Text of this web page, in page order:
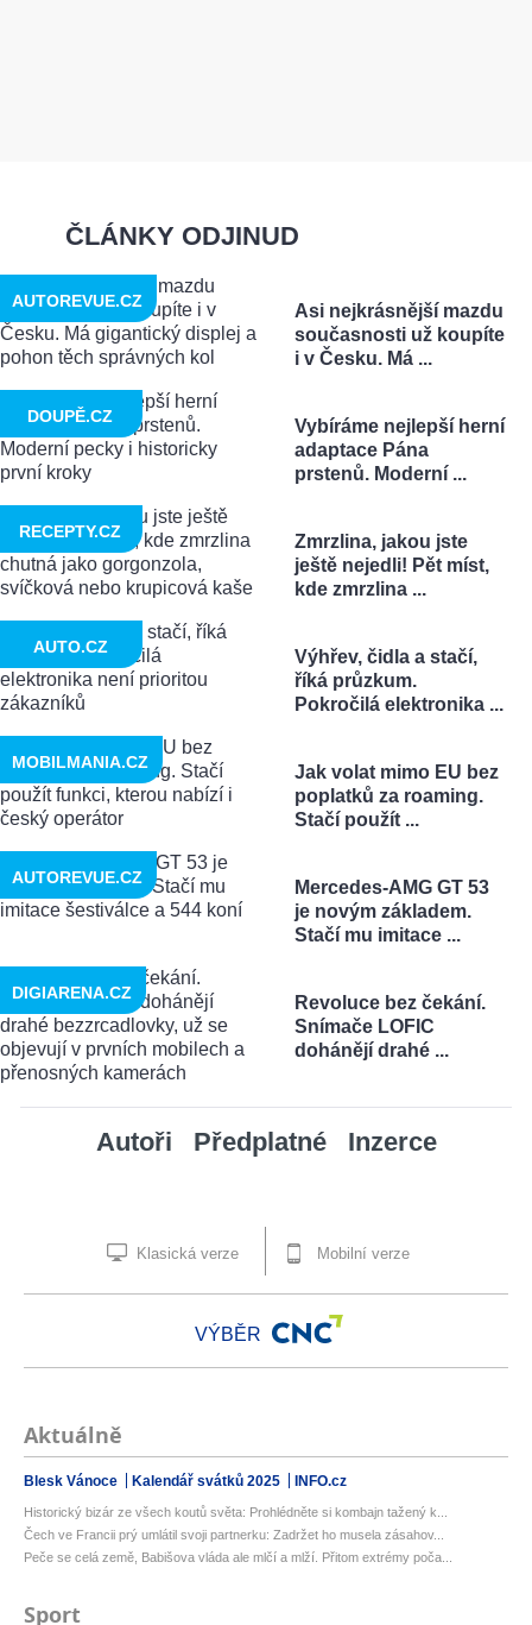
ČLÁNKY ODJINUD
Asi nejkrásnější mazdu
současnosti už koupíte
i v Česku. Má ...
AUTOREVUE.CZ
Vybíráme nejlepší herní
adaptace Pána
prstenů. Moderní ...
DOUPĚ.CZ
Zmrzlina, jakou jste
ještě nejedli! Pět míst,
kde zmrzlina ...
RECEPTY.CZ
Výhřev, čidla a stačí,
říká průzkum.
Pokročilá elektronika ...
AUTO.CZ
Jak volat mimo EU bez
poplatků za roaming.
Stačí použít ...
MOBILMANIA.CZ
Mercedes-AMG GT 53
je novým základem.
Stačí mu imitace ...
AUTOREVUE.CZ
Revoluce bez čekání.
Snímače LOFIC
dohánějí drahé ...
DIGIARENA.CZ
Autoři Předplatné Inzerce
Klasická verze Mobilní verze
VÝBĚR
Aktuálně
Blesk Vánoce Kalendář svátků 2025 INFO.cz
Historický bizár ze všech koutů světa: Prohlédněte si kombajn tažený k...
Čech ve Francii prý umlátil svoji partnerku: Zadržet ho musela zásahov...
Peče se celá země, Babišova vláda ale mlčí a mlží. Přitom extrémy poča...
Sport